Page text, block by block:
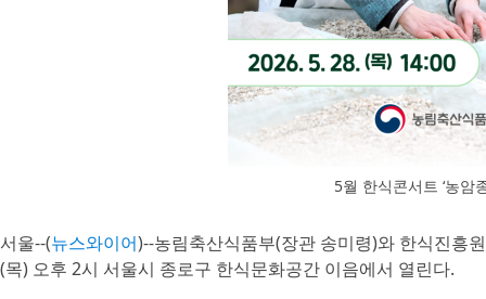
5월 한식콘서트 ‘농암
서울--(뉴스와이어)--농림축산식품부(장관 송미령)와 한식진흥
(목) 오후 2시 서울시 종로구 한식문화공간 이음에서 열린다.